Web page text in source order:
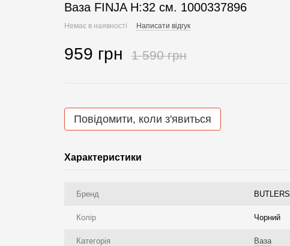
Ваза FINJA H:32 см. 1000337896
Немає в наявності Написати відгук
959 грн 1 590 грн
Повідомити, коли з'явиться
Характеристики
Бренд BUTLERS
Колір Чорний
Категорія Ваза